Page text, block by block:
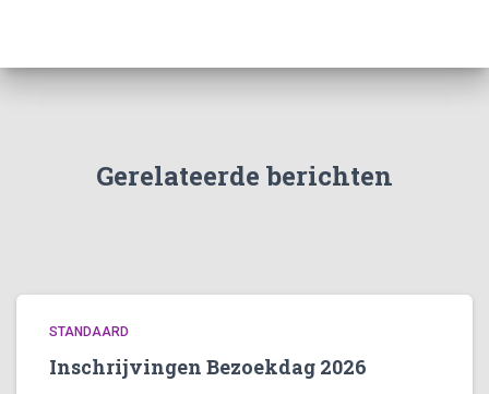
Gerelateerde berichten
STANDAARD
Inschrijvingen Bezoekdag 2026